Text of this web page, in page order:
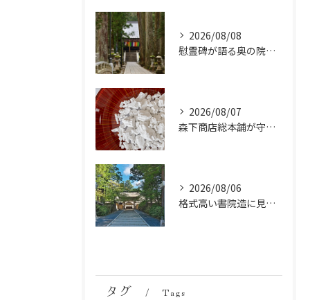
2026/08/08
慰霊碑が語る奥の院の過去：祈りと歴史の中間地点
2026/08/07
森下商店総本舗が守り続ける伝統の胡麻豆腐に使う吉野葛の純度と効能
2026/08/06
格式高い書院造に見る金剛峯寺の中世から近世への変遷
タグ Tags